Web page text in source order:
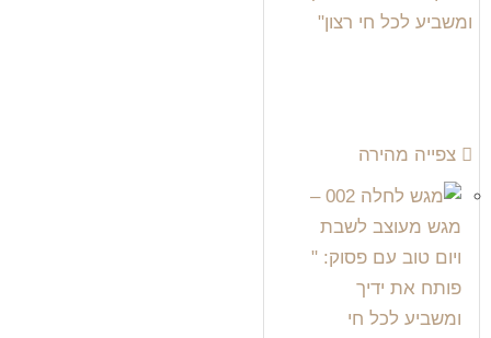
צפייה מהירה